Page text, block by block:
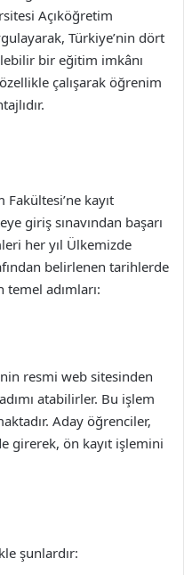
Açıköğretim
Türkiye’nin dört
bir eğitim imkânı
çalışarak öğrenim
kayıt
giriş sınavından başarı
her yıl Ülkemizde
belirlenen tarihlerde
temel adımları:
resmi web sitesinden
atabilirler. Bu işlem
Aday öğrenciler,
girerek, ön kayıt işlemini
şunlardır: